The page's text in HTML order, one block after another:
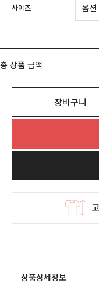
사이즈
총 상품 금액
장바구니
상품상세정보